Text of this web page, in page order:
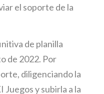
el soporte de la
de planilla
de 2022. Por
diligenciando la
Juegos y subirla a la